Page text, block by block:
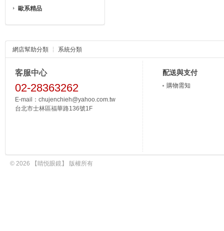
歐系精品
網店幫助分類 系統分類
客服中心
02-28363262
E-mail：chujenchieh@yahoo.com.tw
台北市士林區福華路136號1F
配送與支付
購物需知
© 2026 【睛悦眼鏡】 版權所有